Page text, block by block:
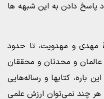
پاسخ دادن به این شبهه ها
مهدى و مهدویت، تا حدود
و محدثان و محققان
باره، کتابها و رساله‌هایى
هر چند نمى‌توان ارزش علمى